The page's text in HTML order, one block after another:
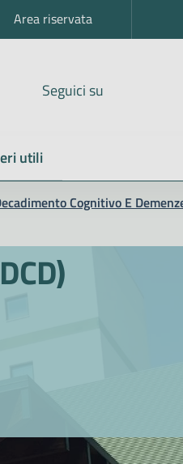
Area riservata
Seguici su
utili
Cognitivo E